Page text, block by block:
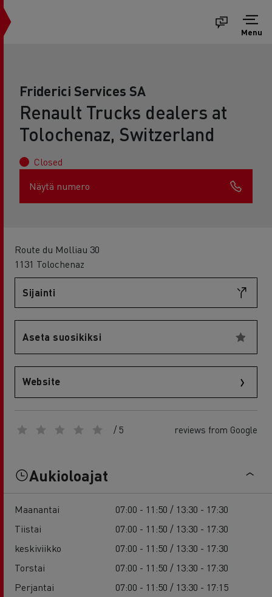
Menu
Friderici Services SA
Renault Trucks dealers at
Tolochenaz, Switzerland
Closed
Näytä numero
Route du Molliau 30
1131 Tolochenaz
Sijainti
Aseta suosikiksi
Website
/ 5 reviews from Google
Aukioloajat
Maanantai
07:00 - 11:50 / 13:30 - 17:30
Tiistai
07:00 - 11:50 / 13:30 - 17:30
keskiviikko
07:00 - 11:50 / 13:30 - 17:30
Torstai
07:00 - 11:50 / 13:30 - 17:30
Perjantai
07:00 - 11:50 / 13:30 - 17:15